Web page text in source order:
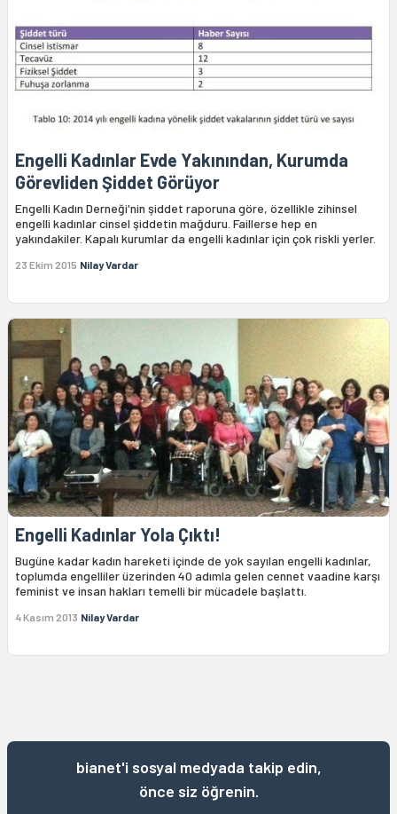
Engelli Kadınlar Evde Yakınından, Kurumda
Görevliden Şiddet Görüyor
Engelli Kadın Derneği'nin şiddet raporuna göre, özellikle zihinsel
engelli kadınlar cinsel şiddetin mağduru. Faillerse hep en
yakındakiler. Kapalı kurumlar da engelli kadınlar için çok riskli yerler.
23 Ekim 2015 Nilay Vardar
Engelli Kadınlar Yola Çıktı!
Bugüne kadar kadın hareketi içinde de yok sayılan engelli kadınlar,
toplumda engelliler üzerinden 40 adımla gelen cennet vaadine karşı
feminist ve insan hakları temelli bir mücadele başlattı.
4 Kasım 2013 Nilay Vardar
bianet'i sosyal medyada takip edin,
önce siz öğrenin.